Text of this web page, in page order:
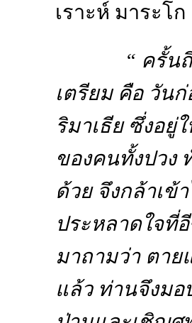
เราะห์ มาระโ
“ ครั้น
เตรียม คือ วัน
ริมาเธีย ซึ่งอ
ของคนทั้งปวง
ด้วย จึงกล้าเ
ประหลาดใจที่
มาถามว่า ตาย
แล้ว ท่านจึงม